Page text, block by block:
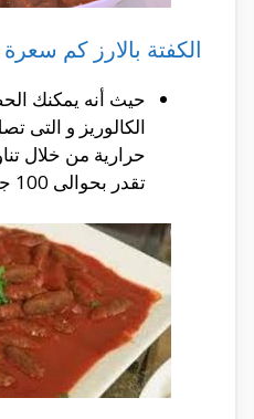
الكفتة بالارز كم
حيث أنه يمكنك
حرارية من خلال
تقدر بحوالى 100 جرام.